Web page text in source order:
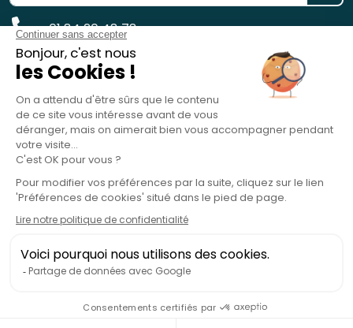
01 84 20 48 78
reservation@spotlag.com
Voyages et de Séjours - ATOUT France - sous le n° IM075220031 -
rue d'Astorg, 75008 Paris, France - RC Professionnelle : HISCOX SA, 38
avenue de l'Opéra, 75002 Paris, France
copyright 2019 - 2026 - Spotlag.com